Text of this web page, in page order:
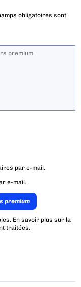
obligatoires sont
par e-mail.
e-mail.
premium
En savoir plus sur la
traitées.